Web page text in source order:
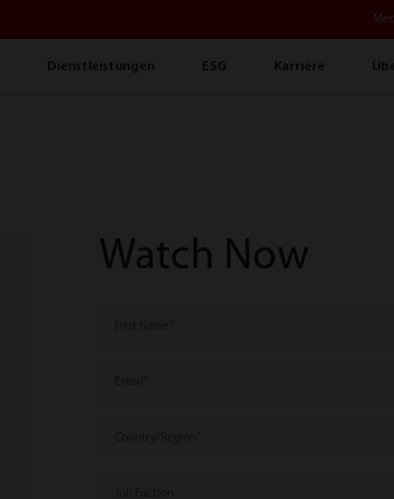
Dienstleistungen ESG Karriere
Watch Now